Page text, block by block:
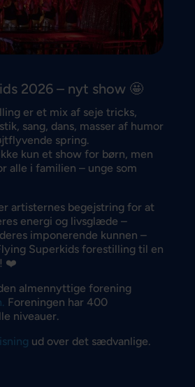
2026 – nyt show 🤩
er et mix af seje tricks,
sang, dans, masser af humor
spring.
kun et show for børn, men
alle i familien – unge som
artisternes begejstring for at
energi og livsglæde –
imponerende kunnen –
Superkids forestilling til en
❤️
almennyttige forening
Foreningen har 400
niveauer.
ud over det sædvanlige.